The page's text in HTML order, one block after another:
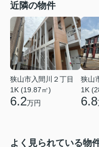
近隣の物件
狭山市入間川２丁目
1K (19.87㎡)
6.2万円
狭山
1K
6.8
よく見られている物